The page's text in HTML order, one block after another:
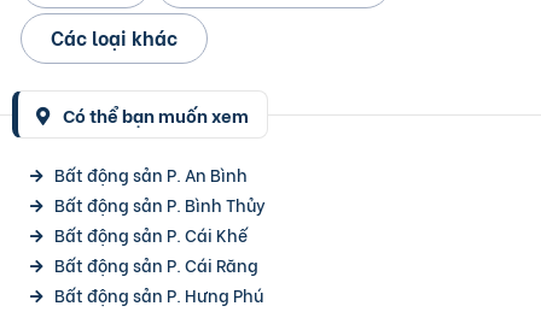
Các loại khác
Có thể bạn muốn xem
Bất động sản P. An Bình
Bất động sản P. Bình Thủy
Bất động sản P. Cái Khế
Bất động sản P. Cái Răng
Bất động sản P. Hưng Phú